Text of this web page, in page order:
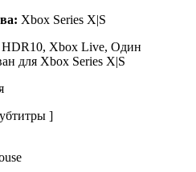
Xbox Series X|S
Xbox Live, Один
для Xbox Series X|S
]